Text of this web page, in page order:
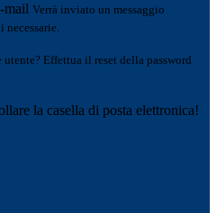
mail Verrà inviato un messaggio
Effettua il reset della password
la casella di posta elettronica!